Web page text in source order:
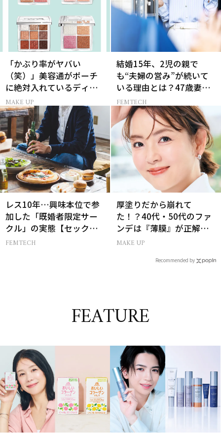
「かぶり率がヤバい
（笑）」美容通がポーチ
に絶対入れているディオ
ールの名品パレット
MAKE UP
結婚15年、2児の親で
も“夫婦の営み”が続いて
いる理由とは？47歳妻が
実践する【レスにならな
いコツ】
FEMTECH
レス10年…興味本位で参
加した「既婚者限定サー
クル」の実態【セックス
レス AND THE CITY -女た
FEMTECH
厚塗りだから崩れて
た！？40代・50代のファ
ンデは『薄膜』が正解で
した
MAKE UP
Recommended by
FEATURE